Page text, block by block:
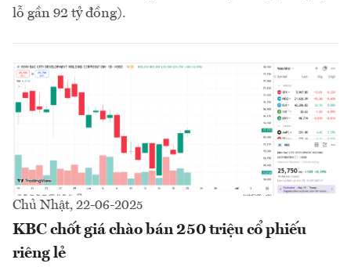
lỗ gần 92 tỷ đồng).
Chủ Nhật, 22-06-2025
KBC chốt giá chào bán 250 triệu cổ phiếu
riêng lẻ